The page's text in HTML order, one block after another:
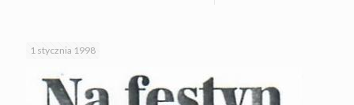
1 stycznia 1998